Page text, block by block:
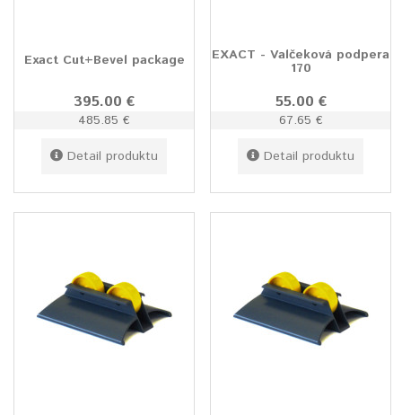
Exact Cut+Bevel package
395.00 €
485.85 €
Detail produktu
EXACT - Valčeková podpera
170
55.00 €
67.65 €
Detail produktu